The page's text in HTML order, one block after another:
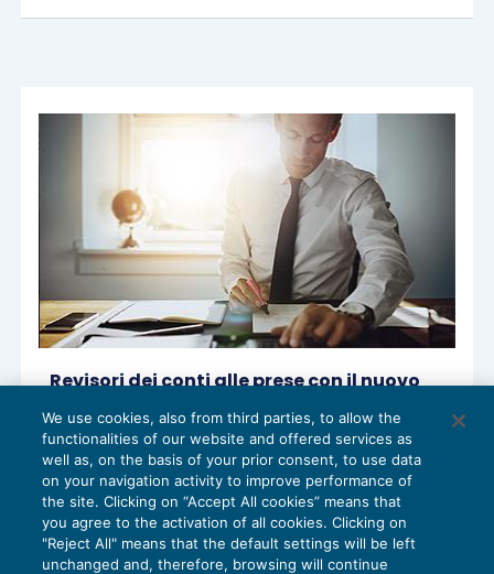
Revisori dei conti alle prese con il nuovo
CONTROLLO 24/03/2017
diLucia Recchioni – Comitato Scientifico Master Breve
365
We use cookies, also from third parties, to allow the
functionalities of our website and offered services as
well as, on the basis of your prior consent, to use data
on your navigation activity to improve performance of
the site. Clicking on “Accept All cookies” means that
you agree to the activation of all cookies. Clicking on
"Reject All" means that the default settings will be left
unchanged and, therefore, browsing will continue